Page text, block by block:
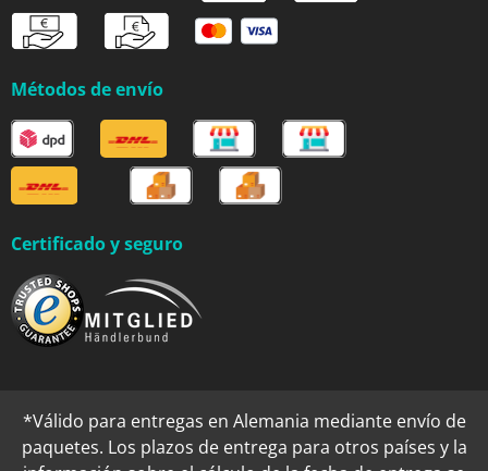
Métodos de envío
Certificado y seguro
*Válido para entregas en Alemania mediante envío de
paquetes. Los plazos de entrega para otros países y la